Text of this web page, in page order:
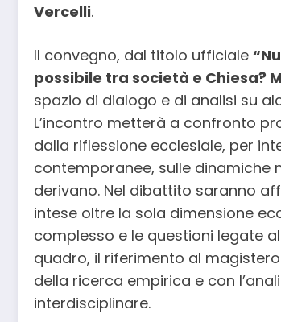
Vercelli.
Il convegno, dal titolo ufficiale
possibile tra società e Chiesa?
spazio di dialogo e di analisi su
L’incontro metterà a confronto
dalla riflessione ecclesiale, per
contemporanee, sulle dinamiche
derivano. Nel dibattito saranno
intese oltre la sola dimensione
complesso e le questioni legate
quadro, il riferimento al
della ricerca empirica e con
interdisciplinare.